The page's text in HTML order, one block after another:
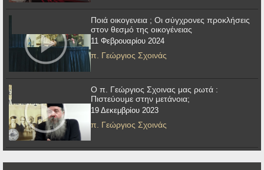
Ποιά οικογενεια ; Οι σύγχρονες προκλήσεις
στον θεσμό της οικογένειας
11 Φεβρουαρίου 2024
π. Γεώργιος Σχοινάς
Ο π. Γεώργιος Σχοινας μας ρωτά :
Πιστεύουμε στην μετάνοια;
19 Δεκεμβρίου 2023
π. Γεώργιος Σχοινάς